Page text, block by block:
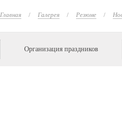
Главная Галерея Резюме
Организация праздников